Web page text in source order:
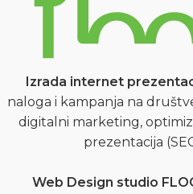
Izrada internet
naloga i kampanja na
digitalni marketing,
prezentacija
Web Design studio